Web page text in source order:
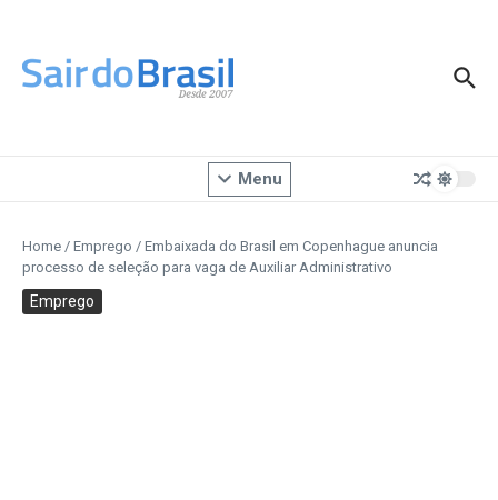
Menu
Home / Emprego / Embaixada do Brasil em Copenhague anuncia
processo de seleção para vaga de Auxiliar Administrativo
Emprego